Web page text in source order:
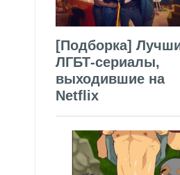
[Подборка]
ЛГБТ-сериалы,
выходившие на
Netflix